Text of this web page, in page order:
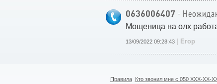
0636006407 -
Мощеница на олх
13/09/2022 09:28:43 | Егор
Правила Кто звонил мне с 050 XXX-XX-